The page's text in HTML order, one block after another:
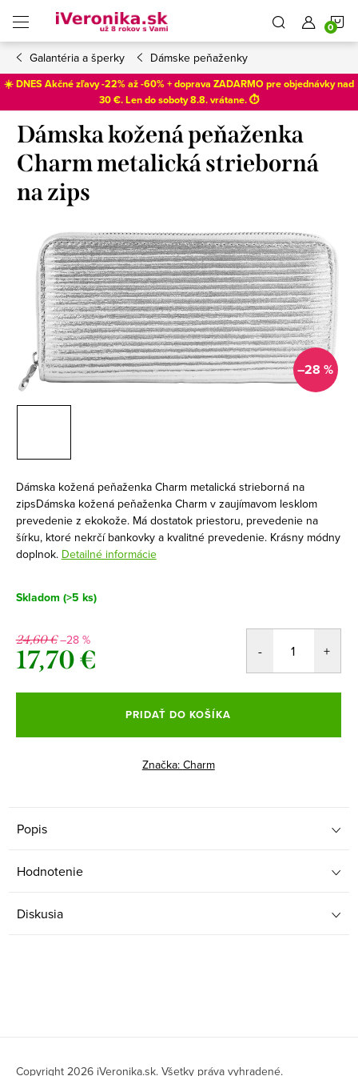
obsah
Galantéria a šperky Dámske peňaženky
☀️ DNES Akčné zľavy -22% až -60% + doprava ZADARMO pre objednávky nad
30 €. Len dosoboty 8.8. vrátane. ⏱️
Dámska kožená peňaženka
Charm metalická strieborná
na zips
–28 %
Dámska kožená peňaženka Charm metalická strieborná na
zipsDámska kožená peňaženka Charm v zaujímavom lesklom
prevedenie z ekokože. Má dostatok priestoru, prevedenie na
šírku, ktoré nekrčí bankovky a kvalitné prevedenie. Krásny módny
doplnok. Detailné informácie
Skladom (>5 ks)
24,60 €–28 %
17,70 €
cena:
PRIDAŤ DO KOŠÍKA
Značka: Charm
Popis
Hodnotenie
Diskusia
Copyright 2026 iVeronika.sk. Všetky práva vyhradené.